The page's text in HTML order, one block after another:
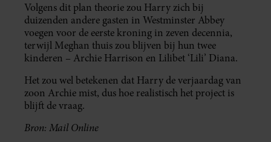
Volgens dit plan theorie zou Harry zich bij
duizenden andere gasten in Westminster Abbey
voegen voor de eerste kroning in zeven decennia,
terwijl Meghan thuis zou blijven bij hun twee
kinderen – Archie Harrison en Lilibet ‘Lili’ Diana.
Het zou wel betekenen dat Harry de verjaardag van
zoon Archie mist, dus hoe realistisch het project is
blijft de vraag.
Bron: Mail Online